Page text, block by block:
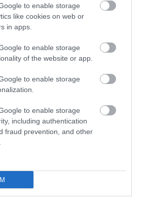
to enable storage
like cookies on web or
in apps.
to enable storage
of the website or app.
to enable storage
to enable storage
including authentication
fraud prevention, and other
MENTÁLIS EGÉSZSÉG